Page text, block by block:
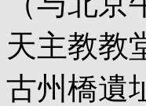
天主教教
古州橋遺